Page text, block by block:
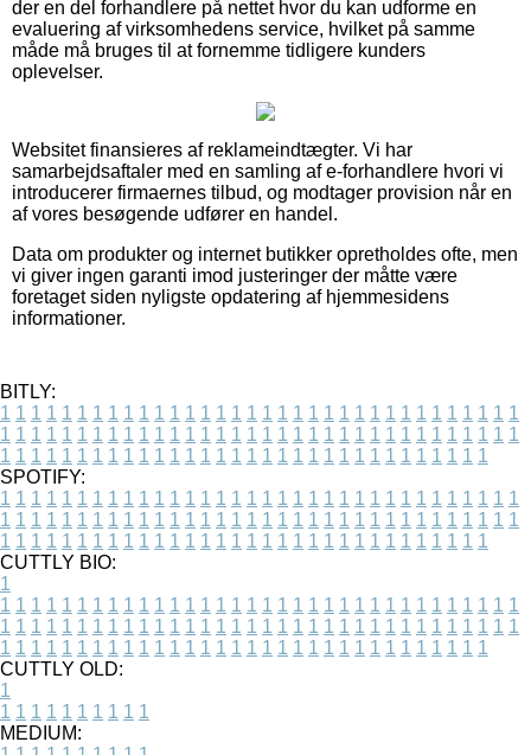
der en del forhandlere på nettet hvor du kan udforme en
evaluering af virksomhedens service, hvilket på samme
måde må bruges til at fornemme tidligere kunders
oplevelser.
Websitet finansieres af reklameindtægter. Vi har
samarbejdsaftaler med en samling af e-forhandlere hvori vi
introducerer firmaernes tilbud, og modtager provision når en
af vores besøgende udfører en handel.
Data om produkter og internet butikker opretholdes ofte, men
vi giver ingen garanti imod justeringer der måtte være
foretaget siden nyligste opdatering af hjemmesidens
informationer.
BITLY:
1 1 1 1 1 1 1 1 1 1 1 1 1 1 1 1 1 1 1 1 1 1 1 1 1 1 1 1 1 1 1 1 1 1
1 1 1 1 1 1 1 1 1 1 1 1 1 1 1 1 1 1 1 1 1 1 1 1 1 1 1 1 1 1 1 1 1 1
1 1 1 1 1 1 1 1 1 1 1 1 1 1 1 1 1 1 1 1 1 1 1 1 1 1 1 1 1 1 1 1
SPOTIFY:
1 1 1 1 1 1 1 1 1 1 1 1 1 1 1 1 1 1 1 1 1 1 1 1 1 1 1 1 1 1 1 1 1 1
1 1 1 1 1 1 1 1 1 1 1 1 1 1 1 1 1 1 1 1 1 1 1 1 1 1 1 1 1 1 1 1 1 1
1 1 1 1 1 1 1 1 1 1 1 1 1 1 1 1 1 1 1 1 1 1 1 1 1 1 1 1 1 1 1 1
CUTTLY BIO:
1
1 1 1 1 1 1 1 1 1 1 1 1 1 1 1 1 1 1 1 1 1 1 1 1 1 1 1 1 1 1 1 1 1 1
1 1 1 1 1 1 1 1 1 1 1 1 1 1 1 1 1 1 1 1 1 1 1 1 1 1 1 1 1 1 1 1 1 1
1 1 1 1 1 1 1 1 1 1 1 1 1 1 1 1 1 1 1 1 1 1 1 1 1 1 1 1 1 1 1 1
CUTTLY OLD:
1
1 1 1 1 1 1 1 1 1 1
MEDIUM: